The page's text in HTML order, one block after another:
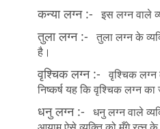
कन्या लग्न :- इस लग्न वाले
तुला लग्न :- तुला लग्न के
है।
वृश्चिक लग्न :- वृश्चिक लग्न
निष्कर्ष यह कि वृश्चिक लग्न
धनु लग्न :- धनु लग्न वाले